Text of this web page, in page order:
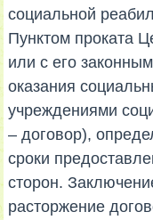
социальной
Пунктом проката
или с его
оказания
учреждениями
– договор),
сроки
сторон.
расторжение